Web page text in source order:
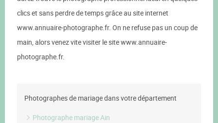
clics et sans perdre de temps grâce au site internet
www.annuaire-photographe.fr. On ne refuse pas un coup de
main, alors venez vite visiter le site www.annuaire-
photographe.fr.
Photographes de mariage dans votre département
Photographe mariage Ain